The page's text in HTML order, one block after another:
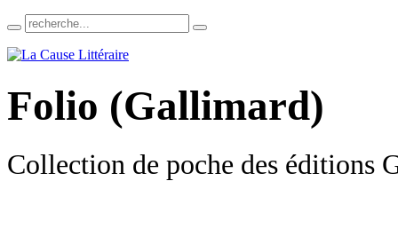
Folio (Gallimard)
Collection de poche des éditions